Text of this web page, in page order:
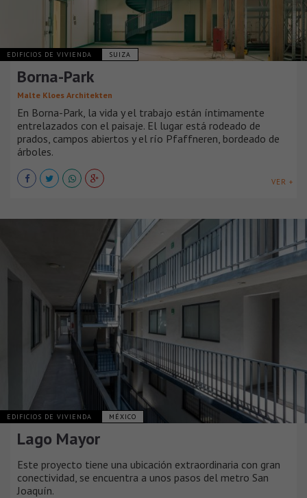
EDIFICIOS DE VIVIENDA SUIZA
Borna-Park
Malte Kloes Architekten
En Borna-Park, la vida y el trabajo están íntimamente
entrelazados con el paisaje. El lugar está rodeado de
prados, campos abiertos y el río Pfaffneren, bordeado de
árboles.
VER +
EDIFICIOS DE VIVIENDA MÉXICO
Lago Mayor
Este proyecto tiene una ubicación extraordinaria con gran
conectividad, se encuentra a unos pasos del metro San
Joaquín.